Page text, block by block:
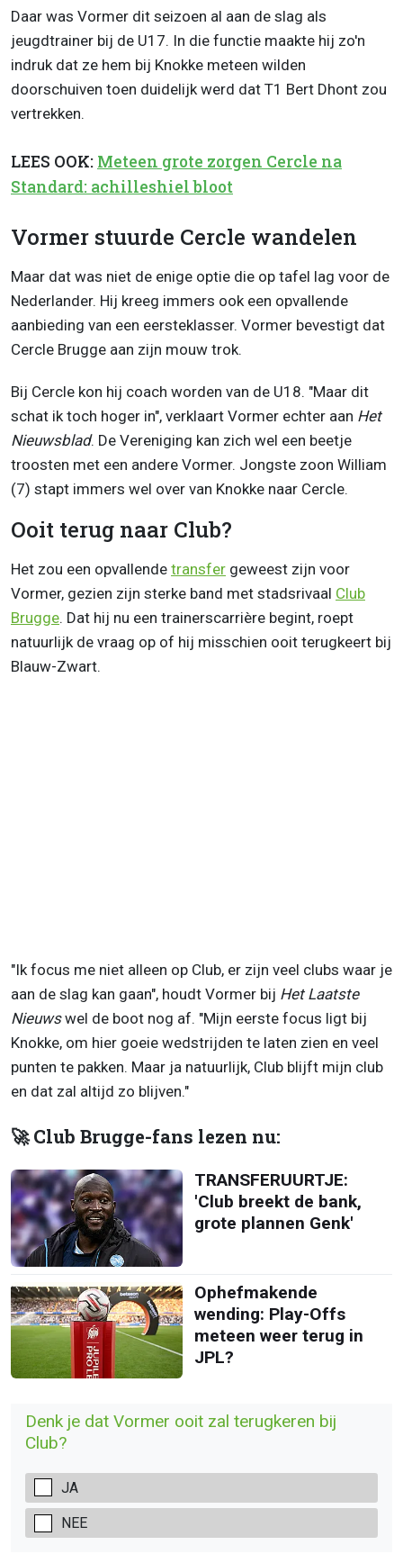
Daar was Vormer dit seizoen al aan de slag als
jeugdtrainer bij de U17. In die functie maakte hij zo'n
indruk dat ze hem bij Knokke meteen wilden
doorschuiven toen duidelijk werd dat T1 Bert Dhont zou
vertrekken.
LEES OOK: Meteen grote zorgen Cercle na
Standard: achilleshiel bloot
Vormer stuurde Cercle wandelen
Maar dat was niet de enige optie die op tafel lag voor de
Nederlander. Hij kreeg immers ook een opvallende
aanbieding van een eersteklasser. Vormer bevestigt dat
Cercle Brugge aan zijn mouw trok.
Bij Cercle kon hij coach worden van de U18. "Maar dit
schat ik toch hoger in", verklaart Vormer echter aan Het
Nieuwsblad. De Vereniging kan zich wel een beetje
troosten met een andere Vormer. Jongste zoon William
(7) stapt immers wel over van Knokke naar Cercle.
Ooit terug naar Club?
Het zou een opvallende transfer geweest zijn voor
Vormer, gezien zijn sterke band met stadsrivaal Club
Brugge. Dat hij nu een trainerscarrière begint, roept
natuurlijk de vraag op of hij misschien ooit terugkeert bij
Blauw-Zwart.
"Ik focus me niet alleen op Club, er zijn veel clubs waar je
aan de slag kan gaan", houdt Vormer bij Het Laatste
Nieuwswel de boot nog af. "Mijn eerste focus ligt bij
Knokke, om hier goeie wedstrijden te laten zien en veel
punten te pakken. Maar ja natuurlijk, Club blijft mijn club
en dat zal altijd zo blijven."
🚀 Club Brugge-fans lezen nu:
TRANSFERUURTJE:
'Club breekt de bank,
grote plannen Genk'
Ophefmakende
wending: Play-Offs
meteen weer terug in
JPL?
Denk je dat Vormer ooit zal terugkeren bij
Club?
JA
NEE